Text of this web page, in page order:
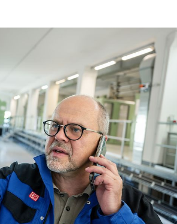
Möchten Sie zu
Abbrechen